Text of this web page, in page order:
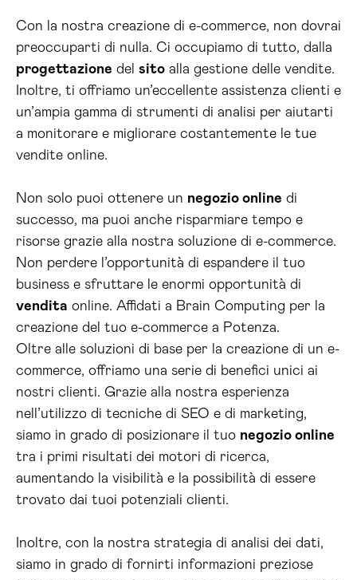
Con la nostra creazione di e-commerce, non dovrai
preoccuparti di nulla. Ci occupiamo di tutto, dalla
progettazione del sito alla gestione delle vendite.
Inoltre, ti offriamo un’eccellente assistenza clienti e
un’ampia gamma di strumenti di analisi per aiutarti
a monitorare e migliorare costantemente le tue
vendite online.
Non solo puoi ottenere un negozio online di
successo, ma puoi anche risparmiare tempo e
risorse grazie alla nostra soluzione di e-commerce.
Non perdere l’opportunità di espandere il tuo
business e sfruttare le enormi opportunità di
vendita online. Affidati a Brain Computing per la
creazione del tuo e-commerce a Potenza.
Oltre alle soluzioni di base per la creazione di un e-
commerce, offriamo una serie di benefici unici ai
nostri clienti. Grazie alla nostra esperienza
nell’utilizzo di tecniche di SEO e di marketing,
siamo in grado di posizionare il tuo negozio online
tra i primi risultati dei motori di ricerca,
aumentando la visibilità e la possibilità di essere
trovato dai tuoi potenziali clienti.
Inoltre, con la nostra strategia di analisi dei dati,
siamo in grado di fornirti informazioni preziose